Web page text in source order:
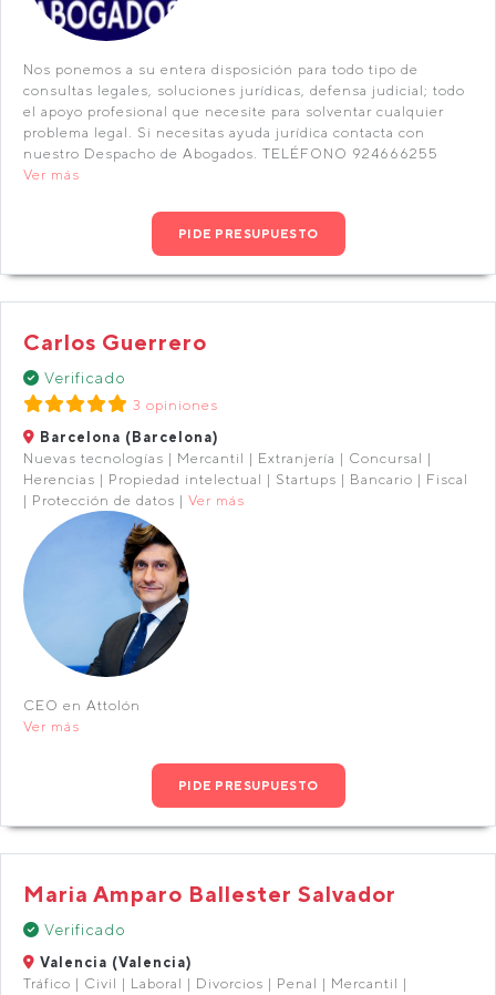
Nos ponemos a su entera disposición para todo tipo de
consultas legales, soluciones jurídicas, defensa judicial; todo
el apoyo profesional que necesite para solventar cualquier
problema legal. Si necesitas ayuda jurídica contacta con
nuestro Despacho de Abogados. TELÉFONO 924666255
Ver más
PIDE PRESUPUESTO
Carlos Guerrero
Verificado
3 opiniones
Barcelona (Barcelona)
Nuevas tecnologías | Mercantil | Extranjería | Concursal |
Herencias | Propiedad intelectual | Startups | Bancario | Fiscal
| Protección de datos | Ver más
CEO en Attolón
Ver más
PIDE PRESUPUESTO
Maria Amparo Ballester Salvador
Verificado
Valencia (Valencia)
Tráfico | Civil | Laboral | Divorcios | Penal | Mercantil |